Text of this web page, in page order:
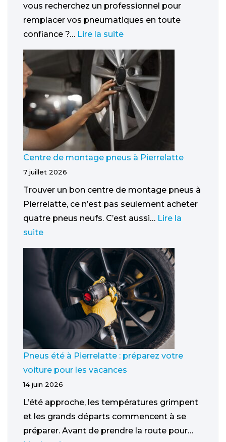
vous recherchez un professionnel pour
remplacer vos pneumatiques en toute
confiance ?… Lire la suite
Centre de montage pneus à Pierrelatte
7 juillet 2026
Trouver un bon centre de montage pneus à
Pierrelatte, ce n’est pas seulement acheter
quatre pneus neufs. C’est aussi… Lire la
suite
Pneus été à Pierrelatte : préparez votre
voiture pour les vacances
14 juin 2026
L’été approche, les températures grimpent
et les grands départs commencent à se
préparer. Avant de prendre la route pour…